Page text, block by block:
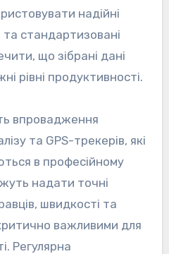
надійні
стандартизовані
що зібрані дані
рівні продуктивності.
впровадження
та GPS-трекерів, які
в професійному
надати точні
швидкості та
важливими для
Регулярна